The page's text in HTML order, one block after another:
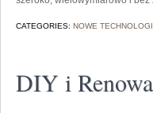
CATEGORIES: NOWE
DIY i